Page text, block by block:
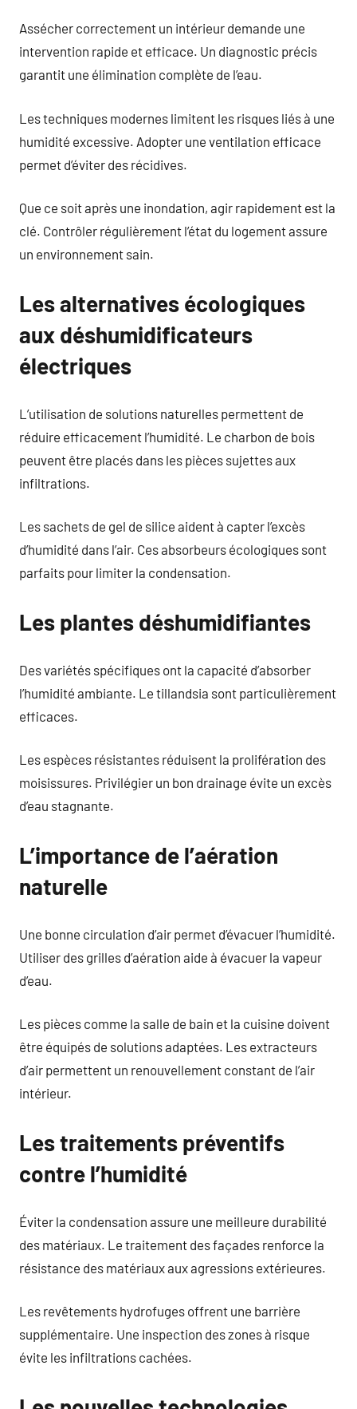
Assécher correctement un intérieur demande une
intervention rapide et efficace. Un diagnostic précis
garantit une élimination complète de l’eau.
Les techniques modernes limitent les risques liés à une
humidité excessive. Adopter une ventilation efficace
permet d’éviter des récidives.
Que ce soit après une inondation, agir rapidement est la
clé. Contrôler régulièrement l’état du logement assure
un environnement sain.
Les alternatives écologiques
aux déshumidificateurs
électriques
L’utilisation de solutions naturelles permettent de
réduire efficacement l’humidité. Le charbon de bois
peuvent être placés dans les pièces sujettes aux
infiltrations.
Les sachets de gel de silice aident à capter l’excès
d’humidité dans l’air. Ces absorbeurs écologiques sont
parfaits pour limiter la condensation.
Les plantes déshumidifiantes
Des variétés spécifiques ont la capacité d’absorber
l’humidité ambiante. Le tillandsia sont particulièrement
efficaces.
Les espèces résistantes réduisent la prolifération des
moisissures. Privilégier un bon drainage évite un excès
d’eau stagnante.
L’importance de l’aération
naturelle
Une bonne circulation d’air permet d’évacuer l’humidité.
Utiliser des grilles d’aération aide à évacuer la vapeur
d’eau.
Les pièces comme la salle de bain et la cuisine doivent
être équipés de solutions adaptées. Les extracteurs
d’air permettent un renouvellement constant de l’air
intérieur.
Les traitements préventifs
contre l’humidité
Éviter la condensation assure une meilleure durabilité
des matériaux. Le traitement des façades renforce la
résistance des matériaux aux agressions extérieures.
Les revêtements hydrofuges offrent une barrière
supplémentaire. Une inspection des zones à risque
évite les infiltrations cachées.